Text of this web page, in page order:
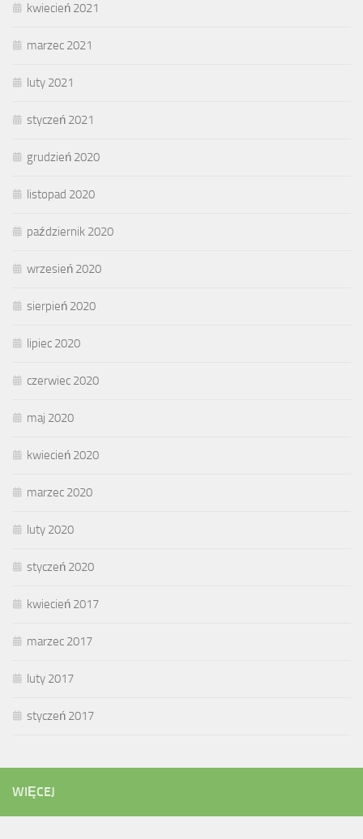
kwiecień 2021
marzec 2021
luty 2021
styczeń 2021
grudzień 2020
listopad 2020
październik 2020
wrzesień 2020
sierpień 2020
lipiec 2020
czerwiec 2020
maj 2020
kwiecień 2020
marzec 2020
luty 2020
styczeń 2020
kwiecień 2017
marzec 2017
luty 2017
styczeń 2017
WIĘCEJ